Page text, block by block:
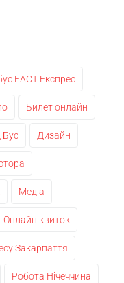
ЕАСТ Експрес
Билет онлайн
Дизайн
Медіа
Онлайн квиток
Закарпаття
Робота Нічеччина